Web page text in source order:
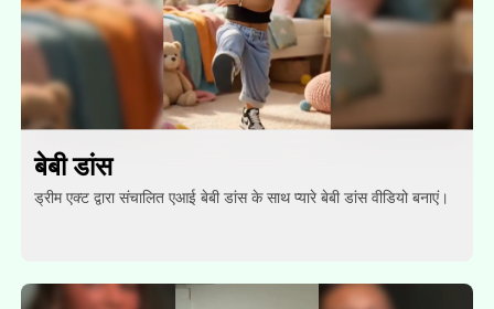
बेबी डांस
ड्रीम एक्ट द्वारा संचालित एआई बेबी डांस के साथ प्यारे बेबी डांस वीडियो बनाएं।